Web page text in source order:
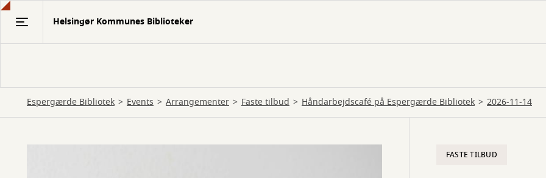
Gå
Helsingør Kommunes Biblioteker
Espergærde Bibliotek Events Arrangementer Faste tilbud Håndarbejdscafé på Espergærde Bibliotek 2026-11-14
FASTE TILBUD